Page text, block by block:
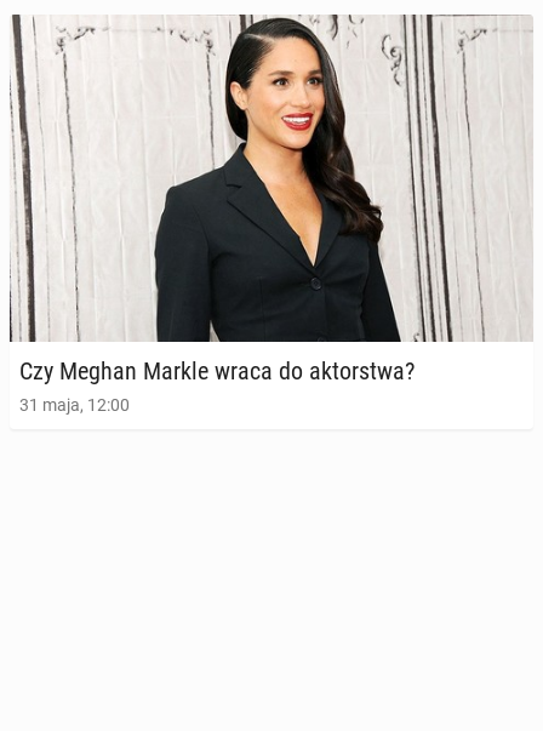
Ponad 200 ele­men­tów gar­de­ro­by księż­nej Diany trafi
pod młotek
Czy Meghan Markle wraca do ak­tor­stwa?
31 maja, 12:00